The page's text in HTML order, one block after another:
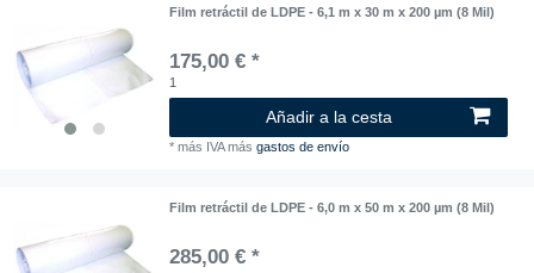
Film retráctil de LDPE - 6,1 m x 30 m x 200 µm (8 Mil)
175,00 € *
1
Añadir a la cesta
*más IVAmásgastos de envío
Film retráctil de LDPE - 6,0 m x 50 m x 200 µm (8 Mil)
285,00 € *